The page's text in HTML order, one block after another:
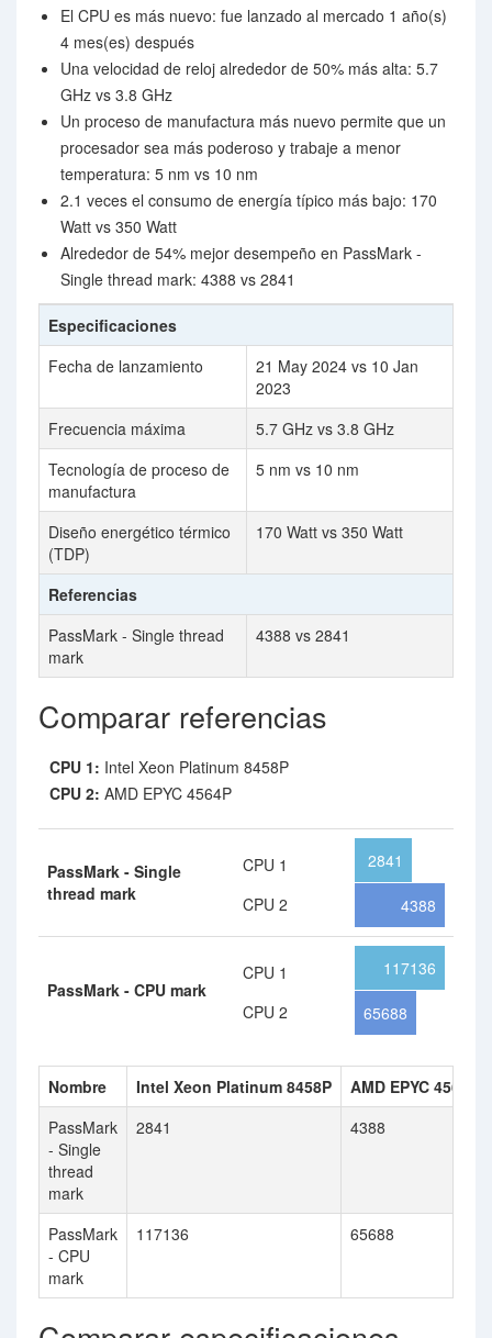
El CPU es más nuevo: fue lanzado al mercado 1 año(s)
4 mes(es) después
Una velocidad de reloj alrededor de 50% más alta: 5.7
GHz vs 3.8 GHz
Un proceso de manufactura más nuevo permite que un
procesador sea más poderoso y trabaje a menor
temperatura: 5 nm vs 10 nm
2.1 veces el consumo de energía típico más bajo: 170
Watt vs 350 Watt
Alrededor de 54% mejor desempeño en PassMark -
Single thread mark: 4388 vs 2841
Especificaciones
Fecha de lanzamiento
21 May 2024 vs 10 Jan
2023
Frecuencia máxima
5.7 GHz vs 3.8 GHz
Tecnología de proceso de
manufactura
5 nm vs 10 nm
Diseño energético térmico
(TDP)
170 Watt vs 350 Watt
Referencias
PassMark - Single thread
mark
4388 vs 2841
Comparar referencias
CPU 1: Intel Xeon Platinum 8458P
CPU 2: AMD EPYC 4564P
PassMark - Single
thread mark
CPU 1
CPU 2
2841
4388
PassMark - CPU mark
CPU 1
CPU 2
117136
65688
Nombre Intel Xeon Platinum 8458P
AMD EPYC 4564P
PassMark
- Single
thread
mark
2841 4388
PassMark
- CPU
mark
117136 65688